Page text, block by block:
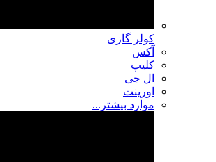
کولر گازی
آکس
کلیپ
ال جی
اورینت
موارد بیشتر...